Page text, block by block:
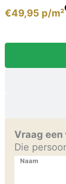
€49,95 p/m²
Vraag
Die
Naam